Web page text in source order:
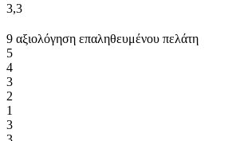
3,3
9 αξιολόγηση επαληθευμένου πελάτη
5
4
3
2
1
3